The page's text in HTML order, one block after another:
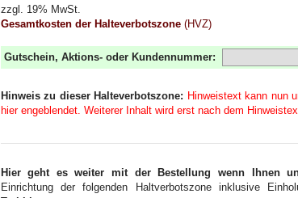
zzgl. 19% MwSt.
Gesamtkosten der Halteverbotszone (HVZ)
Gutschein, Aktions- oder Kundennummer:
Hinweis zu dieser Halteverbotszone: Hinweistext kann nun
hier engeblendet. Weiterer Inhalt wird erst nach dem
Hier geht es weiter mit der Bestellung wenn Ihnen
Einrichtung der folgenden Haltverbotszone inklusive